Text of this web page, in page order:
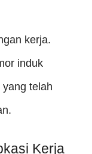
kerja.
induk
telah
Kerja